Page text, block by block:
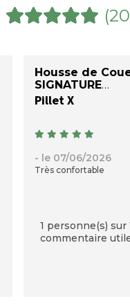
Housse de
SIGNATURE
Pillet X
- le 07/06/2026
Très confortable
1 personne(s)
commentaire